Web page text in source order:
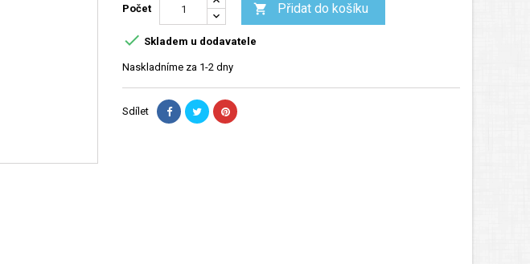
Počet  Přidat do košíku
 Skladem u dodavatele
Naskladníme za 1-2 dny
Sdílet